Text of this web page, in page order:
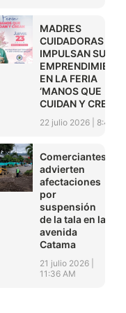
MADRES
CUIDADORAS
IMPULSAN SUS
EN LA FERIA
‘MANOS QUE
CUIDAN Y CREAN’
22 julio 2026 8:45
Comerciantes
advierten
afectaciones
por
suspensión
de la tala en la
avenida
Catama
21 julio 2026
11:36 AM